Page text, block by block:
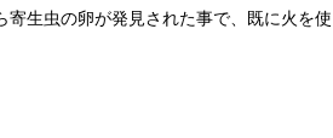
生虫の卵が発見された事で、既に火を使